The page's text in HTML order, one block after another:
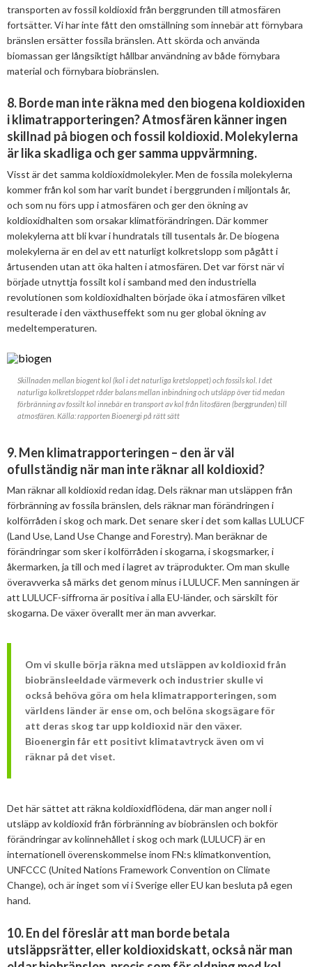
transporten av fossil koldioxid från berggrunden till atmosfären
fortsätter. Vi har inte fått den omställning som innebär att förnybara
bränslen ersätter fossila bränslen. Att skörda och använda
biomassan ger långsiktigt hållbar användning av både förnybara
material och förnybara biobränslen.
8. Borde man inte räkna med den biogena koldioxiden
i klimatrapporteringen? Atmosfären känner ingen
skillnad på biogen och fossil koldioxid. Molekylerna
är lika skadliga och ger samma uppvärmning.
Visst är det samma koldioxidmolekyler. Men de fossila molekylerna
kommer från kol som har varit bundet i berggrunden i miljontals år,
och som nu förs upp i atmosfären och ger den ökning av
koldioxidhalten som orsakar klimatförändringen. Där kommer
molekylerna att bli kvar i hundratals till tusentals år. De biogena
molekylerna är en del av ett naturligt kolkretslopp som pågått i
årtusenden utan att öka halten i atmosfären. Det var först när vi
började utnyttja fossilt kol i samband med den industriella
revolutionen som koldioxidhalten började öka i atmosfären vilket
resulterade i den växthuseffekt som nu ger global ökning av
medeltemperaturen.
Skillnaden mellan biogent kol (kol i det naturliga kretsloppet) och fossils kol. I det
naturliga kolkretsloppet råder balans mellan inbindning och utsläpp över tid medan
förbränning av fossilt kol innebär en transport av kol från litosfären (berggrunden) till
atmosfären. Källa: rapporten Bioenergi på rätt sätt
9. Men klimatrapporteringen – den är väl
ofullständig när man inte räknar all koldioxid?
Man räknar all koldioxid redan idag. Dels räknar man utsläppen från
förbränning av fossila bränslen, dels räknar man förändringen i
kolförråden i skog och mark. Det senare sker i det som kallas LULUCF
(Land Use, Land Use Change and Forestry). Man beräknar de
förändringar som sker i kolförråden i skogarna, i skogsmarker, i
åkermarken, ja till och med i lagret av träprodukter. Om man skulle
överavverka så märks det genom minus i LULUCF. Men sanningen är
att LULUCF-siffrorna är positiva i alla EU-länder, och särskilt för
skogarna. De växer överallt mer än man avverkar.
Om vi skulle börja räkna med utsläppen av koldioxid från
biobränsleeldade värmeverk och industrier skulle vi
också behöva göra om hela klimatrapporteringen, som
världens länder är ense om, och belöna skogsägare för
att deras skog tar upp koldioxid när den växer.
Bioenergin får ett positivt klimatavtryck även om vi
räknar på det viset.
Det här sättet att räkna koldioxidflödena, där man anger noll i
utsläpp av koldioxid från förbränning av biobränslen och bokför
förändringar av kolinnehållet i skog och mark (LULUCF) är en
internationell överenskommelse inom FN:s klimatkonvention,
UNFCCC (United Nations Framework Convention on Climate
Change), och är inget som vi i Sverige eller EU kan besluta på egen
hand.
10. En del föreslår att man borde betala
utsläppsrätter, eller koldioxidskatt, också när man